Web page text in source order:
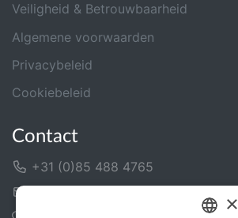
Veiligheid & Betrouwbaarheid
Algemene voorwaarden
Privacybeleid
Cookiebeleid
Contact
+31 (0)85 488 4765
×